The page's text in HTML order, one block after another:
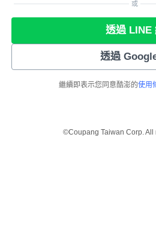
或
透過 LINE
透過
繼續即表示您同意酷澎的使用
©Coupang Taiwan Corp. All